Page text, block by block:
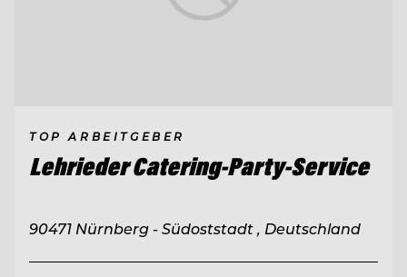
TOP ARBEITGEBER
Lehrieder Catering-Party-Service
90471 Nürnberg - Südoststadt , Deutschland